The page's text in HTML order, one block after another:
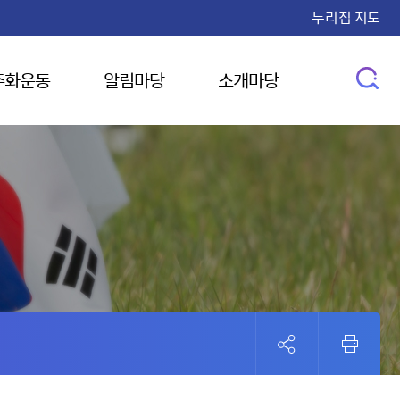
누리집 지도
운동 알림마당 소개마당